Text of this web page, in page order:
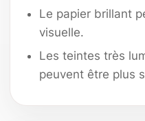
Le papier brillant
visuelle.
Les teintes très
peuvent être plus